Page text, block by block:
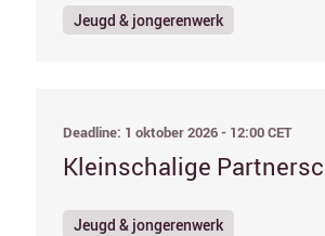
Jeugd & jongerenwerk
Deadline: 1 oktober 2026 - 12:00 CET
Kleinschalige
Jeugd & jongerenwerk